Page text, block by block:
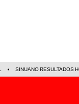
SINUANO RESULTADOS